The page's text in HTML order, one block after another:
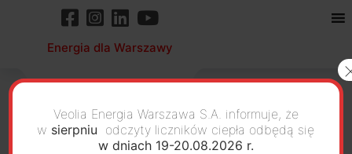
Energia dla Warszawy
Veolia Energia Warszawa S.A. informuje, że
w sierpniu odczyty liczników ciepła odbędą się
w dniach 19-20.08.2026 r.